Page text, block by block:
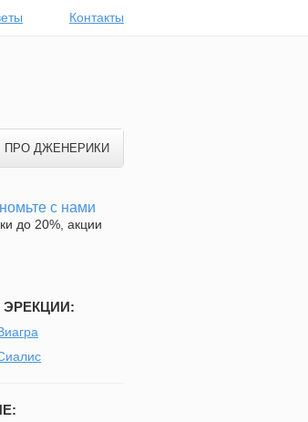
Контакты
ПРО ДЖЕНЕРИКИ
с нами
до 20%, акции